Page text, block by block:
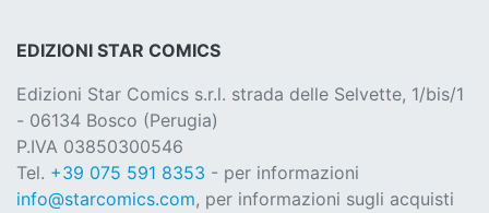
EDIZIONI STAR COMICS
Edizioni Star Comics s.r.l. strada delle Selvette, 1/bis/1
- 06134 Bosco (Perugia)
P.IVA 03850300546
Tel. +39 075 591 8353 - per informazioni
info@starcomics.com, per informazioni sugli acquisti